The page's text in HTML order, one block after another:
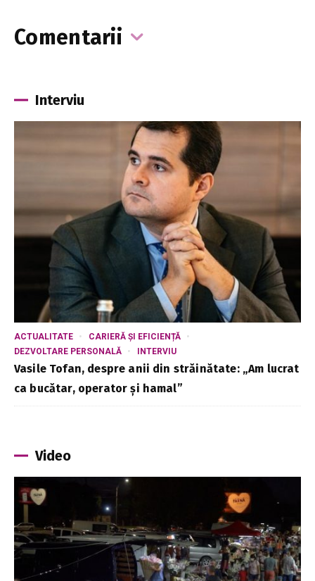
Comentarii
Interviu
ACTUALITATE
CARIERĂ ȘI EFICIENȚĂ
DEZVOLTARE PERSONALĂ
INTERVIU
Vasile Tofan, despre anii din străinătate: „Am lucrat
ca bucătar, operator și hamal”
Video